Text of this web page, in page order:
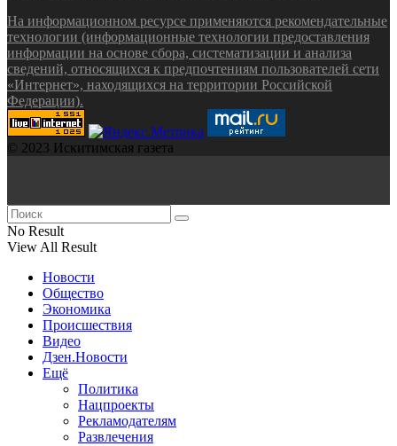
На информационном ресурсе применяются рекомендательные
технологии (информационные технологии предоставления
информации на основе сбора, систематизации и анализа
сведений, относящихся к предпочтениям пользователей сети
«Интернет», находящихся на территории Российской
Федерации).
© 2023 Искитимская газета
No Result
View All Result
Новости
Общество
Экономика
Происшествия
Видео
Дзен.Новости
Ещё
Политика
Нацпроекты
Рекламодателям
Развлечения